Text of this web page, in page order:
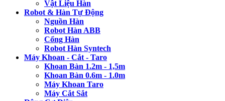
Vật Liệu Hàn
Robot & Hàn Tự Động
Nguồn Hàn
Robot Hàn ABB
Cổng Hàn
Robot Hàn Syntech
Máy Khoan - Cắt - Taro
Khoan Bàn 1.2m - 1,5m
Khoan Bàn 0.6m - 1.0m
Máy Khoan Taro
Máy Cắt Sắt